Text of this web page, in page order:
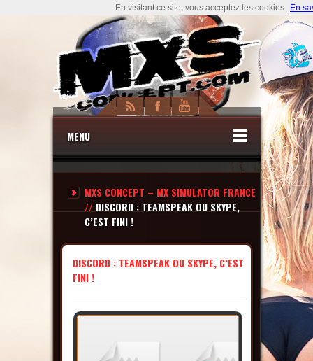
MENU
MXS CONCEPT – MX SIMULATOR FRANCE
// DISCORD : TEAMSPEAK OU SKYPE,
C’EST FINI !
DISCORD : TEAMSPEAK OU SKYPE, C’EST
FINI !
En visitant ce site, vous acceptez les cookies En